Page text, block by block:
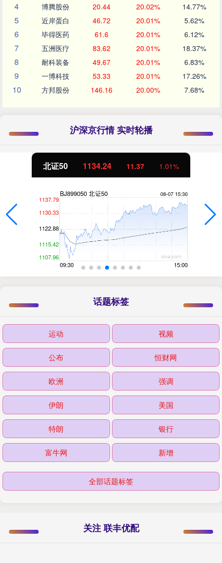
4 博腾股份 20.44 20.02% 14.77%
5 近岸蛋白 46.72 20.01% 5.62%
6 毕得医药 61.6 20.01% 6.12%
7 五洲医疗 83.62 20.01% 18.37%
8 耐科装备 49.67 20.01% 6.83%
9 一博科技 53.33 20.01% 17.26%
10 方邦股份 146.16 20.00% 7.68%
沪深京行情 实时轮播
北证50 1134.24 11.37 1.01%
话题标签
运动 视频
公布 恒财网
欧洲 强调
伊朗 美国
特朗 银行
富牛网 新增
全部话题标签
关注 联丰优配